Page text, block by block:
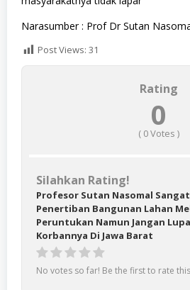
Narasumber : Prof Dr Sutan
Post Views: 31
Rating
0
( 0Votes )
Silahkan Rating!
Profesor Sutan Nasomal
Penertiban Bangunan Lahan
Peruntukan Namun Jangan
Korbannya Di Jawa Barat
No votes so far! Be the first to rate